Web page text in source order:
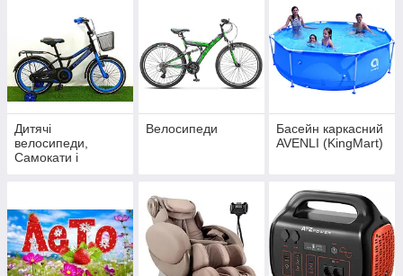
Дитячі
велосипеди,
Самокати і
Велосипеди
Басейн каркасний
AVENLI (KingMart)